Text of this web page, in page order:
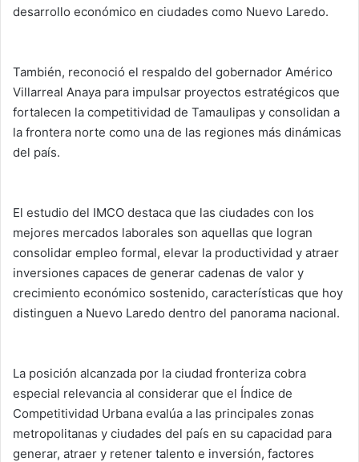
desarrollo económico en ciudades como Nuevo Laredo.
También, reconoció el respaldo del gobernador Américo
Villarreal Anaya para impulsar proyectos estratégicos que
fortalecen la competitividad de Tamaulipas y consolidan a
la frontera norte como una de las regiones más dinámicas
del país.
El estudio del IMCO destaca que las ciudades con los
mejores mercados laborales son aquellas que logran
consolidar empleo formal, elevar la productividad y atraer
inversiones capaces de generar cadenas de valor y
crecimiento económico sostenido, características que hoy
distinguen a Nuevo Laredo dentro del panorama nacional.
La posición alcanzada por la ciudad fronteriza cobra
especial relevancia al considerar que el Índice de
Competitividad Urbana evalúa a las principales zonas
metropolitanas y ciudades del país en su capacidad para
generar, atraer y retener talento e inversión, factores